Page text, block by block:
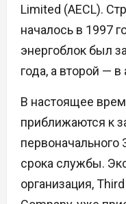
Limited (AECL).
началось в 1997
энергоблок был
года, а второй — в
В настоящее
приближаются к
первоначального
срока службы.
организация,